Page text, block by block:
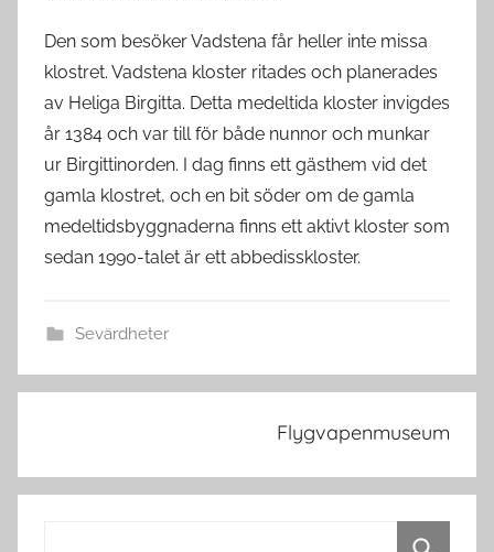
Den som besöker Vadstena får heller inte missa
klostret. Vadstena kloster ritades och planerades
av Heliga Birgitta. Detta medeltida kloster invigdes
år 1384 och var till för både nunnor och munkar
ur Birgittinorden. I dag finns ett gästhem vid det
gamla klostret, och en bit söder om de gamla
medeltidsbyggnaderna finns ett aktivt kloster som
sedan 1990-talet är ett abbedisskloster.
Sevärdheter
Flygvapenmuseum